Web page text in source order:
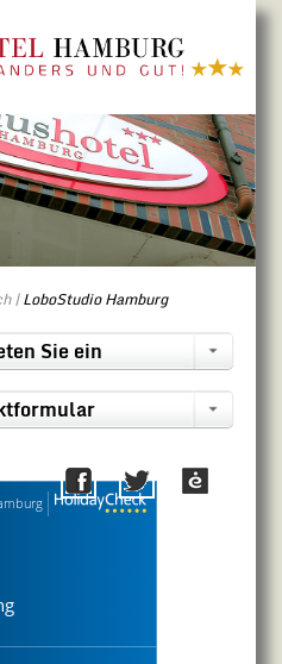
|LoboStudio Hamburg
Sie ein